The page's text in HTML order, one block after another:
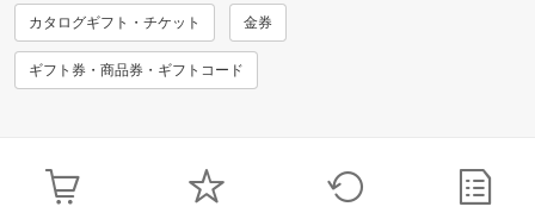
カタログギフト・チケット 金券
ギフト券・商品券・ギフトコード